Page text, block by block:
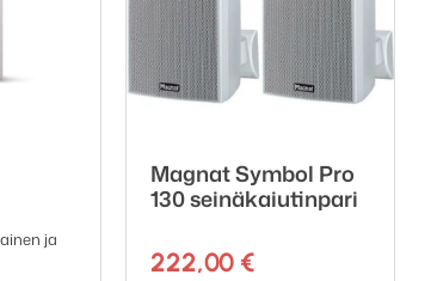
ja
Magnat Symbol Pro
130 seinäkaiutinpari
222,00 €